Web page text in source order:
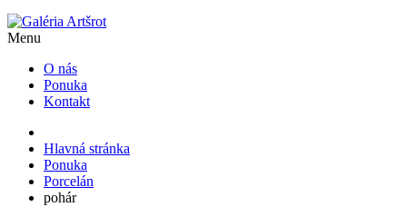
Menu
O nás
Ponuka
Kontakt
Hlavná stránka
Ponuka
Porcelán
pohár